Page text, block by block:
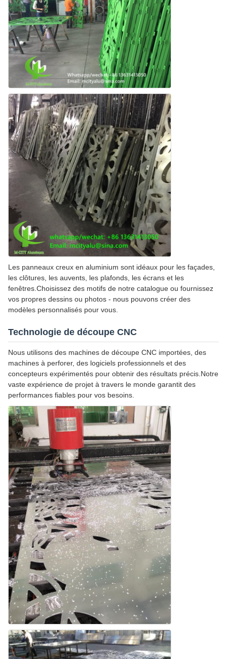
Les panneaux creux en aluminium sont idéaux pour les façades,
les clôtures, les auvents, les plafonds, les écrans et les
fenêtres.Choisissez des motifs de notre catalogue ou fournissez
vos propres dessins ou photos - nous pouvons créer des
modèles personnalisés pour vous.
Technologie de découpe CNC
Nous utilisons des machines de découpe CNC importées, des
machines à perforer, des logiciels professionnels et des
concepteurs expérimentés pour obtenir des résultats précis.Notre
vaste expérience de projet à travers le monde garantit des
performances fiables pour vos besoins.